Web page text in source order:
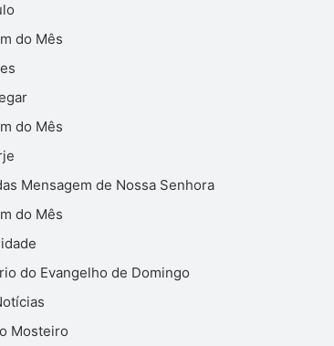
do Mês
do Mês
Mensagem de Nossa Senhora
do Mês
do Evangelho de Domingo
Mosteiro